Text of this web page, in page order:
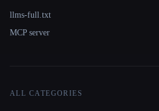
llms-full.txt
MCP server
ALL CATEGORIES